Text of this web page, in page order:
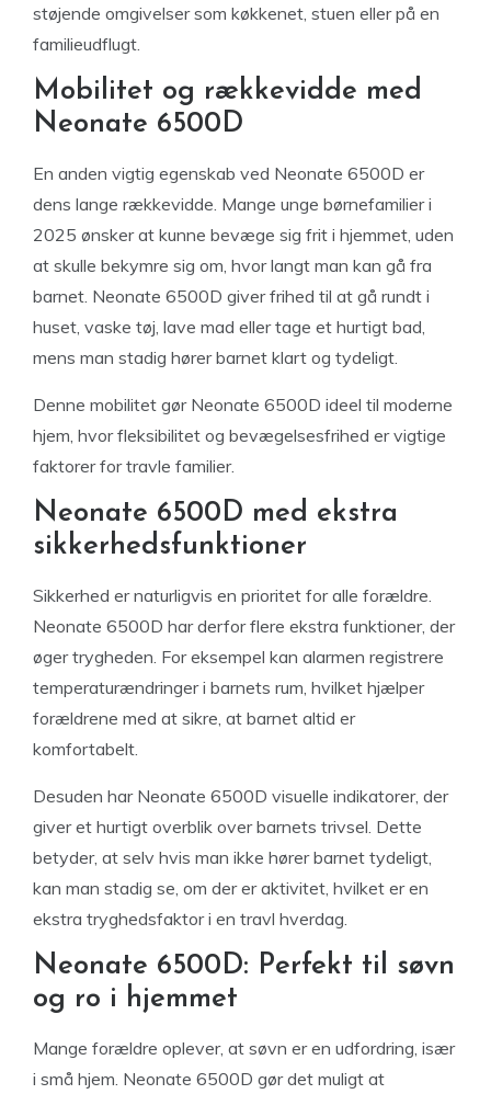
støjende omgivelser som køkkenet, stuen eller på en
familieudflugt.
Mobilitet og rækkevidde med
Neonate 6500D
En anden vigtig egenskab ved Neonate 6500D er
dens lange rækkevidde. Mange unge børnefamilier i
2025 ønsker at kunne bevæge sig frit i hjemmet, uden
at skulle bekymre sig om, hvor langt man kan gå fra
barnet. Neonate 6500D giver frihed til at gå rundt i
huset, vaske tøj, lave mad eller tage et hurtigt bad,
mens man stadig hører barnet klart og tydeligt.
Denne mobilitet gør Neonate 6500D ideel til moderne
hjem, hvor fleksibilitet og bevægelsesfrihed er vigtige
faktorer for travle familier.
Neonate 6500D med ekstra
sikkerhedsfunktioner
Sikkerhed er naturligvis en prioritet for alle forældre.
Neonate 6500D har derfor flere ekstra funktioner, der
øger trygheden. For eksempel kan alarmen registrere
temperaturændringer i barnets rum, hvilket hjælper
forældrene med at sikre, at barnet altid er
komfortabelt.
Desuden har Neonate 6500D visuelle indikatorer, der
giver et hurtigt overblik over barnets trivsel. Dette
betyder, at selv hvis man ikke hører barnet tydeligt,
kan man stadig se, om der er aktivitet, hvilket er en
ekstra tryghedsfaktor i en travl hverdag.
Neonate 6500D: Perfekt til søvn
og ro i hjemmet
Mange forældre oplever, at søvn er en udfordring, især
i små hjem. Neonate 6500D gør det muligt at